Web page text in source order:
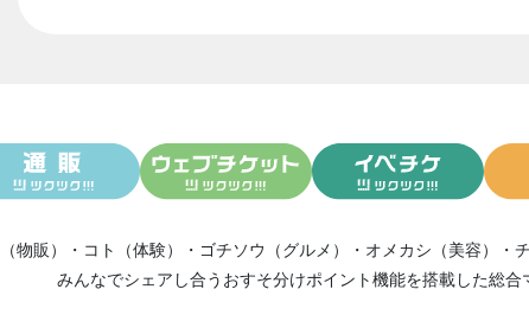
物販） ・ コト（体験） ・ ゴチソウ（グルメ） ・ オメカシ（美容） ・
みんなでシェアし合う おすそ分けポイント機能を搭載した総合